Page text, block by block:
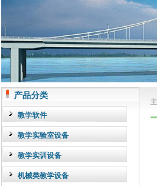
产品分类
教学软件
教学实验室设备
教学实训设备
机械类教学设备